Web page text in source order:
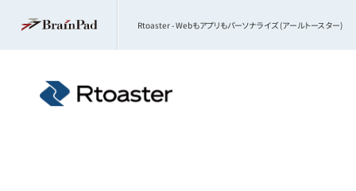
Rtoaster - Webもアプリもパーソナライズ (アールトースター)